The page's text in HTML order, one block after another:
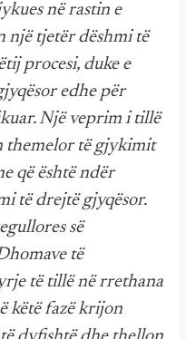
në rastin e
një tjetër dëshmi të
procesi, duke e
edhe për
Një veprim i tillë
themelor të gjykimit
që është ndër
të drejtë gjyqësor.
së
të
të tillë në rrethana
këtë fazë krijon